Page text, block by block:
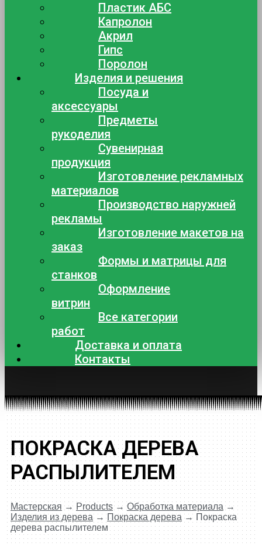
Пластик АБС
Капролон
Акрил
Гипс
Поролон
Изделия и решения
Посуда и
аксессуары
Предметы
рукоделия
Сувенирная
продукция
Изготовление рекламных
материалов
Производство наружней
рекламы
Изготовление макетов на
заказ
Формы и матрицы для
станков
Оформление
витрин
Все категории
работ
Доставка и оплата
Контакты
ПОКРАСКА ДЕРЕВА
РАСПЫЛИТЕЛЕМ
Мастерская → Products→Обработка материала →
Изделия из дерева→Покраска дерева → Покраска
дерева распылителем